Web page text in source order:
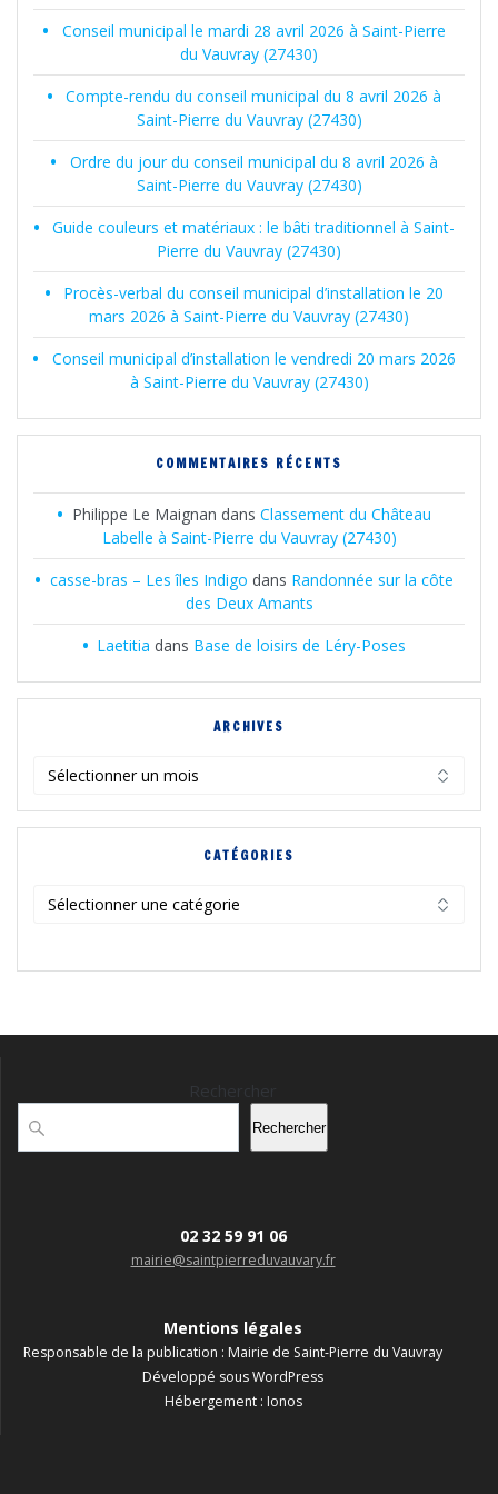
Conseil municipal le mardi 28 avril 2026 à Saint-Pierre
du Vauvray (27430)
Compte-rendu du conseil municipal du 8 avril 2026 à
Saint-Pierre du Vauvray (27430)
Ordre du jour du conseil municipal du 8 avril 2026 à
Saint-Pierre du Vauvray (27430)
Guide couleurs et matériaux : le bâti traditionnel à Saint-
Pierre du Vauvray (27430)
Procès-verbal du conseil municipal d’installation le 20
mars 2026 à Saint-Pierre du Vauvray (27430)
Conseil municipal d’installation le vendredi 20 mars 2026
à Saint-Pierre du Vauvray (27430)
COMMENTAIRES RÉCENTS
Philippe Le Maignan dans Classement du Château
Labelle à Saint-Pierre du Vauvray (27430)
casse-bras – Les îles Indigo dans Randonnée sur la côte
des Deux Amants
Laetitia dans Base de loisirs de Léry-Poses
ARCHIVES
CATÉGORIES
Rechercher
02 32 59 91 06
mairie@saintpierreduvauvary.fr
Mentions légales
Responsable de la publication : Mairie de Saint-Pierre du Vauvray
Développé sous WordPress
Hébergement : Ionos